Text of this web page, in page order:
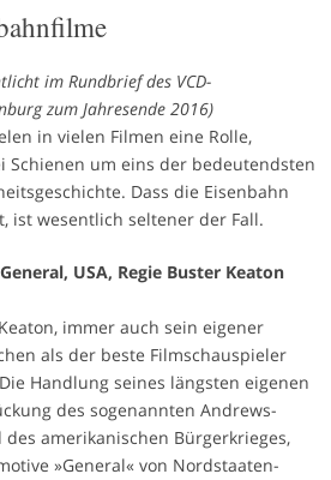
im Rundbrief des VCD-
zum Jahresende 2016)
in vielen Filmen eine Rolle,
Schienen um eins der bedeutendsten
Dass die Eisenbahn
ist wesentlich seltener der Fall.
USA, Regie Buster Keaton
immer auch sein eigener
als der beste Filmschauspieler
Handlung seines längsten eigenen
des sogenannten Andrews-
amerikanischen Bürgerkrieges,
»General« von Nordstaaten-